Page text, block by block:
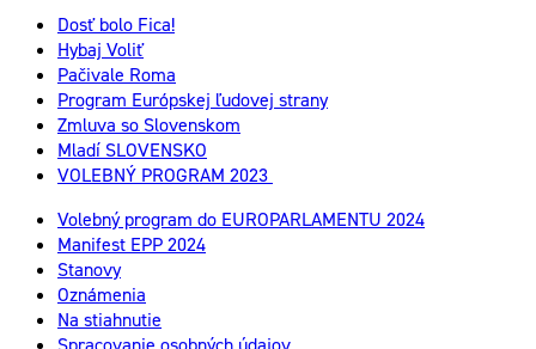
Dosť bolo Fica!
Hybaj Voliť
Pačivale Roma
Program Európskej ľudovej strany
Zmluva so Slovenskom
Mladí SLOVENSKO
VOLEBNÝ PROGRAM 2023
Volebný program do EUROPARLAMENTU 2024
Manifest EPP 2024
Stanovy
Oznámenia
Na stiahnutie